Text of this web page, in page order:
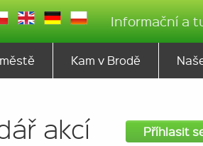
Informační a
Kam v Brodě
akcí
Příhlasit